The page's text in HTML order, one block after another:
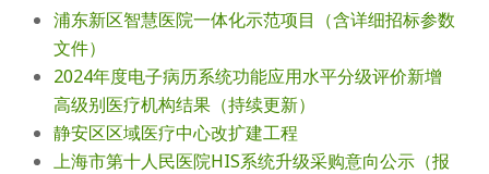
浦东新区智慧医院一体化示范项目（含详细招标参数
文件）
2024年度电⼦病历系统功能应⽤⽔平分级评价新增
⾼级别医疗机构结果（持续更新）
静安区区域医疗中心改扩建工程
上海市第十人民医院HIS系统升级采购意向公示（报